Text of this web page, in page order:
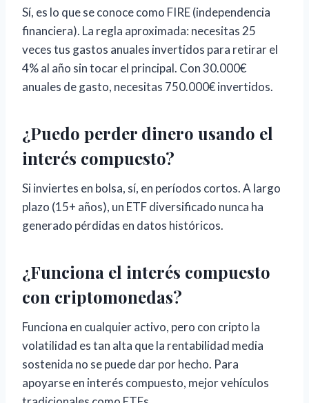
Sí, es lo que se conoce como FIRE (independencia
financiera). La regla aproximada: necesitas 25
veces tus gastos anuales invertidos para retirar el
4% al año sin tocar el principal. Con 30.000€
anuales de gasto, necesitas 750.000€ invertidos.
¿Puedo perder dinero usando el
interés compuesto?
Si inviertes en bolsa, sí, en períodos cortos. A largo
plazo (15+ años), un ETF diversificado nunca ha
generado pérdidas en datos históricos.
¿Funciona el interés compuesto
con criptomonedas?
Funciona en cualquier activo, pero con cripto la
volatilidad es tan alta que la rentabilidad media
sostenida no se puede dar por hecho. Para
apoyarse en interés compuesto, mejor vehículos